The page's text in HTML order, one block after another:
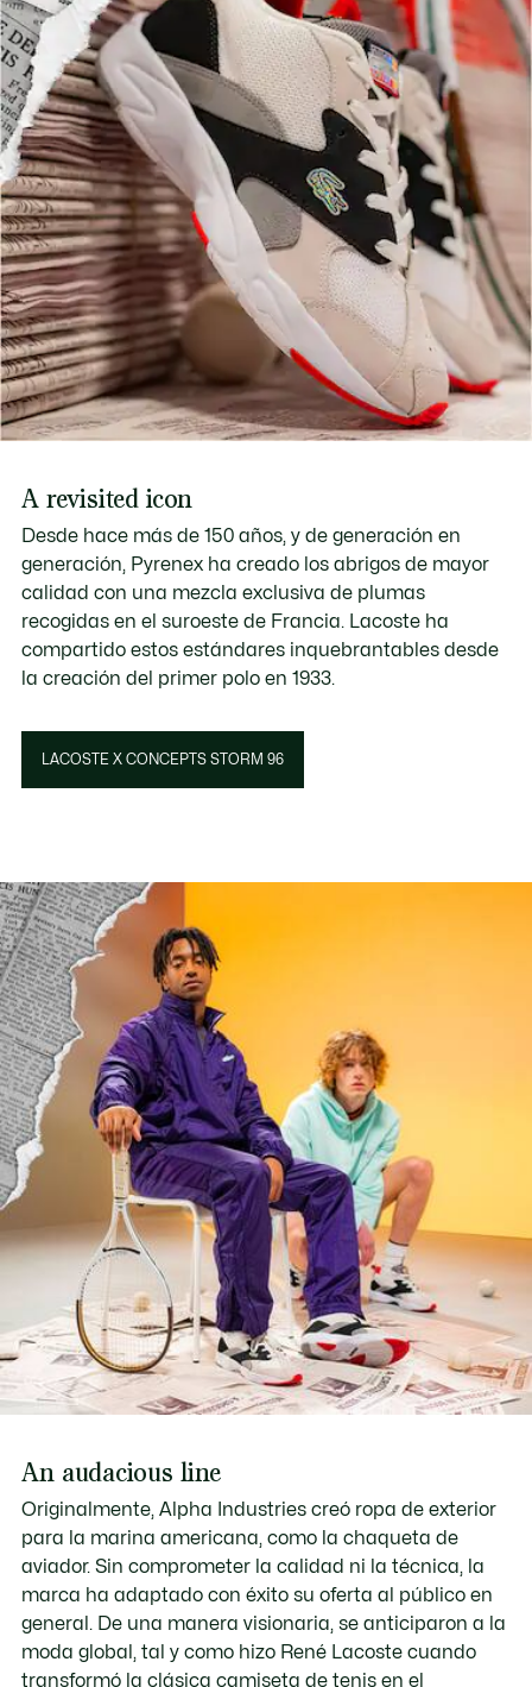
A revisited icon
Desde hace más de 150 años, y de generación en
generación, Pyrenex ha creado los abrigos de mayor
calidad con una mezcla exclusiva de plumas
recogidas en el suroeste de Francia. Lacoste ha
compartido estos estándares inquebrantables desde
la creación del primer polo en 1933.
LACOSTE X CONCEPTS STORM 96
An audacious line
Originalmente, Alpha Industries creó ropa de exterior
para la marina americana, como la chaqueta de
aviador. Sin comprometer la calidad ni la técnica, la
marca ha adaptado con éxito su oferta al público en
general. De una manera visionaria, se anticiparon a la
moda global, tal y como hizo René Lacoste cuando
transformó la clásica camiseta de tenis en el